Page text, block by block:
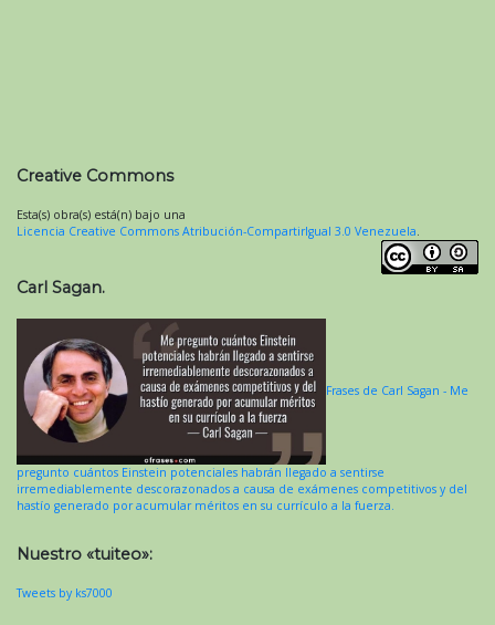
Creative Commons
Esta(s) obra(s) está(n) bajo una
Licencia Creative Commons Atribución-CompartirIgual 3.0 Venezuela.
Carl Sagan.
Frases de Carl Sagan - Me
pregunto cuántos Einstein potenciales habrán llegado a sentirse
irremediablemente descorazonados a causa de exámenes competitivos y del
hastío generado por acumular méritos en su currículo a la fuerza.
Nuestro «tuiteo»:
Tweets by ks7000